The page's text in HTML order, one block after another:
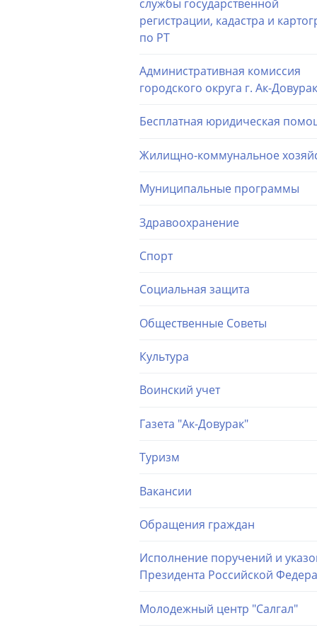
службы государственной
регистрации, кадастра и
по РТ
Административная комиссия
городского округа г. Ак-Довурак
Бесплатная юридическая
Жилищно-коммунальное
Муниципальные программы
Здравоохранение
Спорт
Социальная защита
Общественные Советы
Культура
Воинский учет
Газета "Ак-Довурак"
Туризм
Вакансии
Обращения граждан
Исполнение поручений и
Президента Российской
Молодежный центр "Салгал"